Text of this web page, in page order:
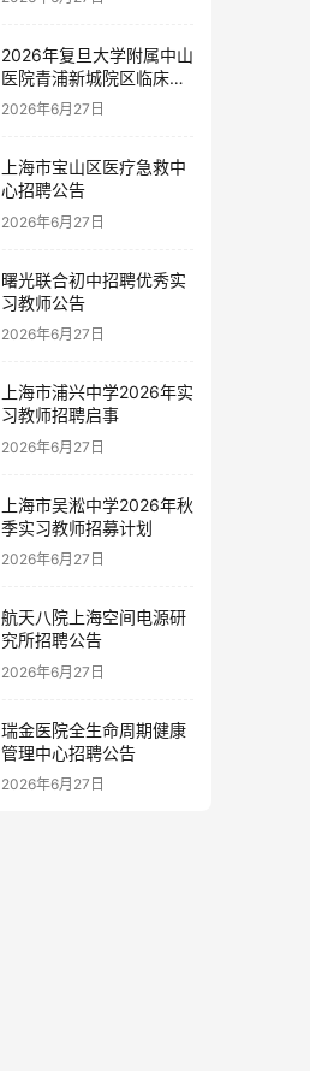
2026年复旦大学附属中山
医院青浦新城院区临床护
理岗位招聘启事
2026年6月27日
上海市宝山区医疗急救中
心招聘公告
2026年6月27日
曙光联合初中招聘优秀实
习教师公告
2026年6月27日
上海市浦兴中学2026年实
习教师招聘启事
2026年6月27日
上海市吴淞中学2026年秋
季实习教师招募计划
2026年6月27日
航天八院上海空间电源研
究所招聘公告
2026年6月27日
瑞金医院全生命周期健康
管理中心招聘公告
2026年6月27日